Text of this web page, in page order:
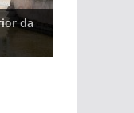
da